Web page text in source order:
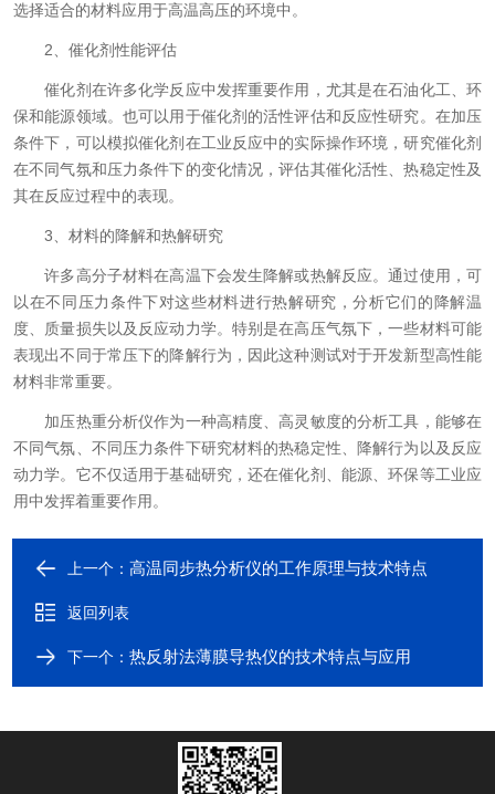
选择适合的材料应用于高温高压的环境中。
2、催化剂性能评估
催化剂在许多化学反应中发挥重要作用，尤其是在石油化工、环
保和能源领域。也可以用于催化剂的活性评估和反应性研究。在加压
条件下，可以模拟催化剂在工业反应中的实际操作环境，研究催化剂
在不同气氛和压力条件下的变化情况，评估其催化活性、热稳定性及
其在反应过程中的表现。
3、材料的降解和热解研究
许多高分子材料在高温下会发生降解或热解反应。通过使用，可
以在不同压力条件下对这些材料进行热解研究，分析它们的降解温
度、质量损失以及反应动力学。特别是在高压气氛下，一些材料可能
表现出不同于常压下的降解行为，因此这种测试对于开发新型高性能
材料非常重要。
加压热重分析仪作为一种高精度、高灵敏度的分析工具，能够在
不同气氛、不同压力条件下研究材料的热稳定性、降解行为以及反应
动力学。它不仅适用于基础研究，还在催化剂、能源、环保等工业应
用中发挥着重要作用。
上一个：高温同步热分析仪的工作原理与技术特点
返回列表
下一个：热反射法薄膜导热仪的技术特点与应用